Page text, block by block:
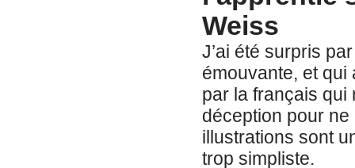
Weiss
J’ai été surpris
émouvante, et qui
par la français qui
déception pour
illustrations sont
trop simpliste.